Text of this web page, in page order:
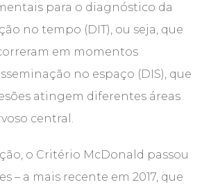
para o diagnóstico da
no tempo (DIT), ou seja, que
em momentos
no espaço (DIS), que
atingem diferentes áreas
central.
o Critério McDonald passou
– a mais recente em 2017, que